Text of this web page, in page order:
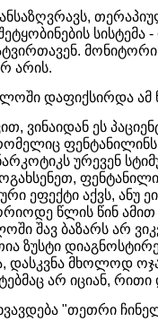
არის.
დაფიქსირდა ამ
ვინაიდან ეს
ურევენ
ეფექტი აქვს, ანუ
წლის წინ ამით
შავ ბაზარს არ
ზუსტი
დასკვნა მხოლოდ
არ იციან, რითი
"თეთრი